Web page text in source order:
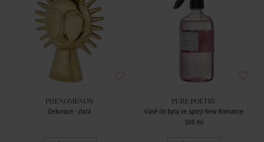
PHENOMENON
Dekorace - zlatá
PURE POETRY
Vůně do bytu ve spreji New Romance
500 ml